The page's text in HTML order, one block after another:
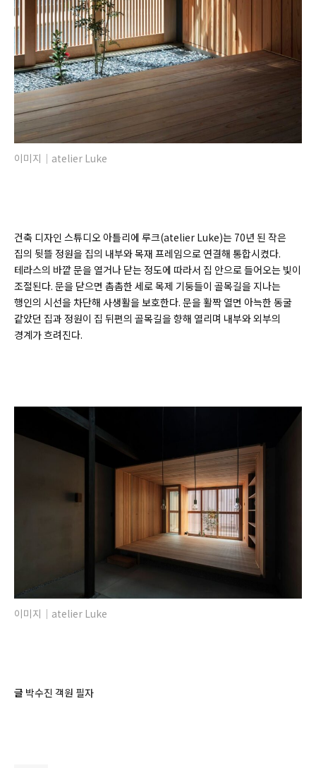
이미지｜atelier Luke
건축 디자인 스튜디오 아틀리에 루크(atelier Luke)는 70년 된 작은
집의 뒷뜰 정원을 집의 내부와 목재 프레임으로 연결해 통합시켰다.
테라스의 바깥 문을 열거나 닫는 정도에 따라서 집 안으로 들어오는 빛이
조절된다. 문을 닫으면 촘촘한 세로 목제 기둥들이 골목길을 지나는
행인의 시선을 차단해 사생활을 보호한다. 문을 활짝 열면 아늑한 동굴
같았던 집과 정원이 집 뒤편의 골목길을 향해 열리며 내부와 외부의
경계가 흐려진다.
이미지｜atelier Luke
글 박수진 객원 필자